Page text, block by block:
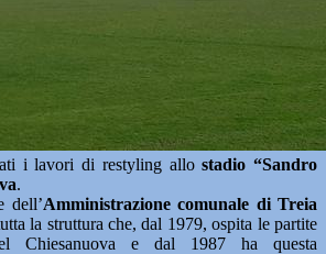
i lavori di restyling allostadio “Sandro
.
dell’Amministrazione comunale di Treia
la struttura che, dal 1979, ospita le partite
Chiesanuova e dal 1987 ha questa